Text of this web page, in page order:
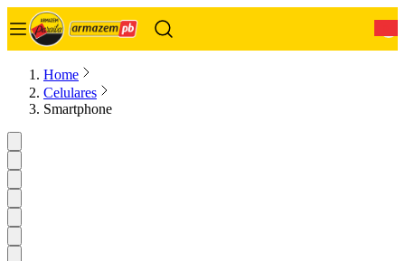
Home
Celulares
Smartphone